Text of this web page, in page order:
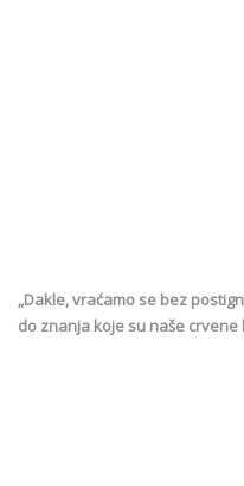
„Dakle, vraćamo se bez
do znanja koje su naše crvene